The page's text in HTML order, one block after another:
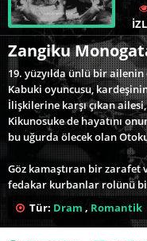
Zangiku
19. yüzyılda ünlü bir
Kabuki oyuncusu,
İlişkilerine karşı çıkan
Kikunosuke de hayatını
bu uğurda ölecek olan
Göz kamaştıran bir zarafet
fedakar kurbanlar rolünü
niteliği taşıyan Zangiku
Chrysanthemum) - Son
en önemli filmleri arasında
Tür: Dram , Romantik